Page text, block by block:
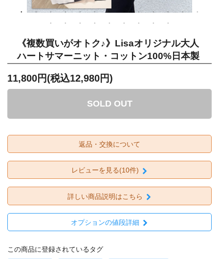
《複数買いがオトク♪》Lisaオリジナル大人
ハートサマーニット・コットン100%日本製
11,800円(税込12,980円)
SOLD OUT
返品・交換について
レビューを見る(10件)
詳しい商品説明はこちら
オプションの値段詳細
この商品に登録されているタグ